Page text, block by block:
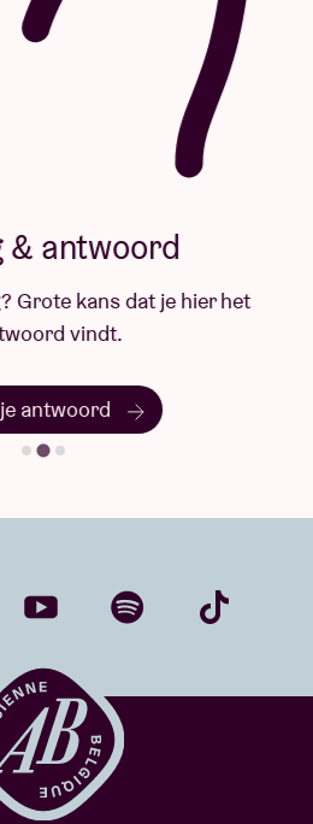
& antwoord
Grote kans dat je hier het
vindt.
antwoord